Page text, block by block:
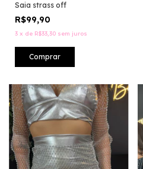
Saia strass off
R$99,90
3 x de R$33,30 sem juros